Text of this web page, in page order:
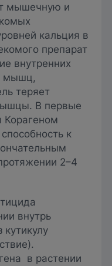
мышечную и
кальция в
препарат
внутренних
мышц,
теряет
В первые
Корагеном
к
2–4
внутрь
в растении